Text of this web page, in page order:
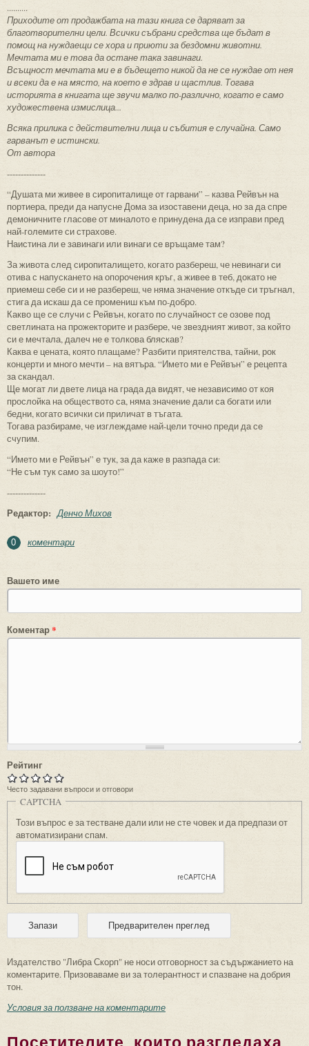
..........
Приходите от продажбата на тази книга се даряват за
благотворителни цели. Всички събрани средства ще бъдат в
помощ на нуждаещи се хора и приюти за бездомни животни.
Мечтата ми е това да остане така завинаги.
Всъщност мечтата ми е в бъдещето никой да не се нуждае от нея
и всеки да е на място, на което е здрав и щастлив. Тогава
историята в книгата ще звучи малко по-различно, когато е само
художествена измислица...
Всяка прилика с действителни лица и събития е случайна. Само
гарванът е истински.
От автора
--------------
“Душата ми живее в сиропиталище от гарвани” – казва Рейвън на
портиера, преди да напусне Дома за изоставени деца, но за да спре
демоничните гласове от миналото е принудена да се изправи пред
най-големите си страхове.
Наистина ли е завинаги или винаги се връщаме там?
За живота след сиропиталището, когато разбереш, че невинаги си
отива с напускането на опорочения кръг, а живее в теб, докато не
приемеш себе си и не разбереш, че няма значение откъде си тръгнал,
стига да искаш да се промениш към по-добро.
Какво ще се случи с Рейвън, когато по случайност се озове под
светлината на прожекторите и разбере, че звездният живот, за който
си е мечтала, далеч не е толкова бляскав?
Каква е цената, която плащаме? Разбити приятелства, тайни, рок
концерти и много мечти – на вятъра. “Името ми е Рейвън” е рецепта
за скандал.
Ще могат ли двете лица на града да видят, че независимо от коя
прослойка на обществото са, няма значение дали са богати или
бедни, когато всички си приличат в тъгата.
Тогава разбираме, че изглеждаме най-цели точно преди да се
счупим.
“Името ми е Рейвън” е тук, за да каже в разпада си:
“Не съм тук само за шоуто!”
--------------
Редактор: Денчо Михов
0 коментари
Вашето име
Коментар*
Рейтинг
Често задавани въпроси и отговори
CAPTCHA
Този въпрос е за тестване дали или не сте човек и да предпази от
автоматизирани спам.
Издателство "Либра Скорп" не носи отговорност за съдържанието на
коментарите. Призоваваме ви за толерантност и спазване на добрия
тон.
Условия за ползване на коментарите
Посетителите, които разгледаха